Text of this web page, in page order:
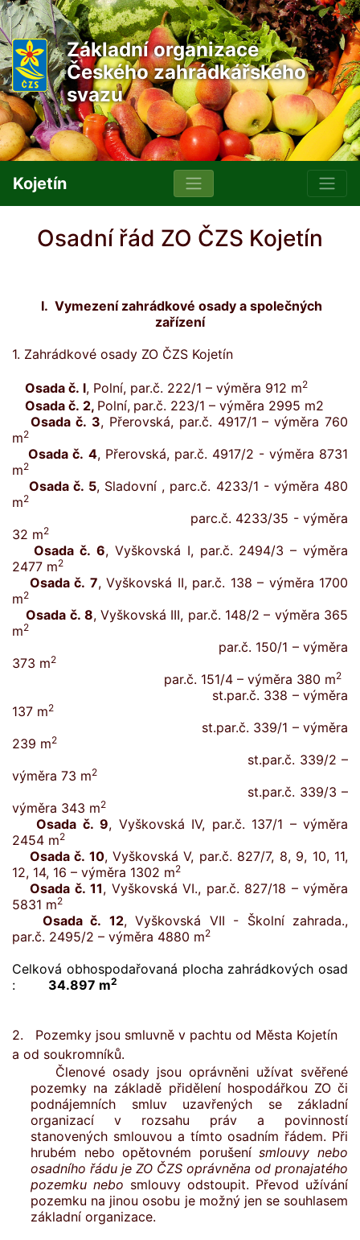
Základní organizace
Českého zahrádkářského
svazu
Kojetín
Osadní řád ZO ČZS Kojetín
I. Vymezení zahrádkové osady a společných
zařízení
1. Zahrádkové osady ZO ČZS Kojetín
Osada č. l, Polní, par.č. 222/1 – výměra 912 m2
Osada č. 2, Polní, par.č. 223/1 – výměra 2995 m2
Osada č. 3, Přerovská, par.č. 4917/1 – výměra 760
m2
Osada č. 4, Přerovská, par.č. 4917/2 - výměra 8731
m2
Osada č. 5, Sladovní , parc.č. 4233/1 - výměra 480
m2
parc.č. 4233/35 - výměra
32 m2
Osada č. 6, Vyškovská I, par.č. 2494/3 – výměra
2477 m2
Osada č. 7, Vyškovská II, par.č. 138 – výměra 1700
m2
Osada č. 8, Vyškovská III, par.č. 148/2 – výměra 365
m2
par.č. 150/1 – výměra
373 m2
par.č. 151/4 – výměra 380 m2
st.par.č. 338 – výměra
137 m2
st.par.č. 339/1 – výměra
239 m2
st.par.č. 339/2 –
výměra 73 m2
st.par.č. 339/3 –
výměra 343 m2
Osada č. 9, Vyškovská IV, par.č. 137/1 – výměra
2454 m2
Osada č. 10, Vyškovská V, par.č. 827/7, 8, 9, 10, 11,
12, 14, 16 – výměra 1302 m2
Osada č. 11, Vyškovská VI., par.č. 827/18 – výměra
5831 m2
Osada č. 12, Vyškovská VII - Školní zahrada.,
par.č. 2495/2 – výměra 4880 m2
Celková obhospodařovaná plocha zahrádkových osad
:
34.897 m2
2. Pozemky jsou smluvně v pachtu od Města Kojetín
a od soukromníků.
Členové osady jsou oprávněni užívat svěřené
pozemky na základě přidělení hospodářkou ZO či
podnájemních smluv uzavřených se základní
organizací v rozsahu práv a povinností
stanovených smlouvou a tímto osadním řádem. Při
hrubém nebo opětovném porušenísmlouvy nebo
osadního řádu je ZO ČZS oprávněna od pronajatého
pozemku nebo smlouvy odstoupit. Převod užívání
pozemku na jinou osobu je možný jen se souhlasem
základní organizace.